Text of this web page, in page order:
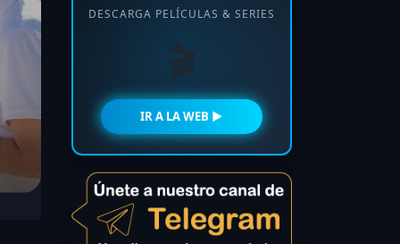
DESCARGA PELÍCULAS & SERIES
🎬
IR A LA WEB ►